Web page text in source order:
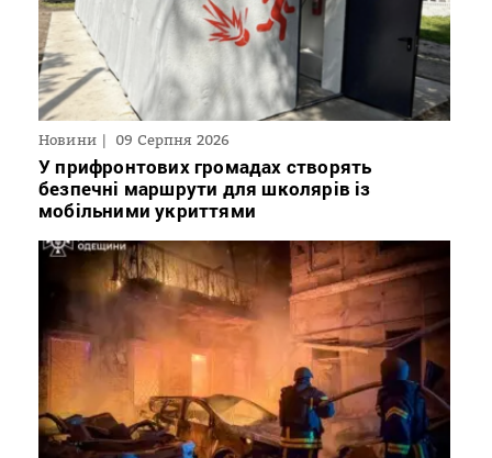
Новини 09 Серпня 2026
У прифронтових громадах створять
безпечні маршрути для школярів із
мобільними укриттями